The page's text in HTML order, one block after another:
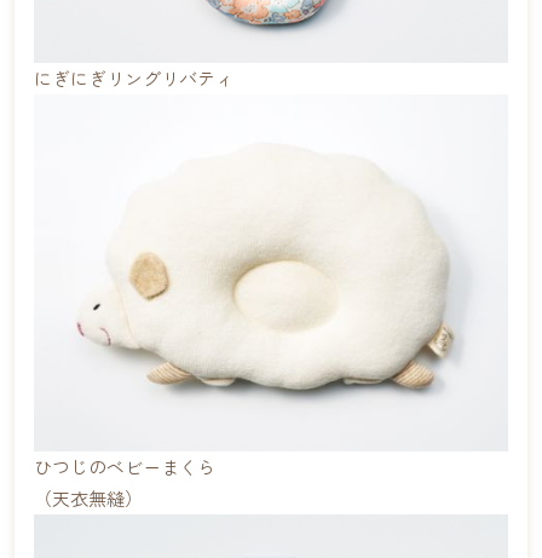
にぎにぎリングリバティ
ひつじのベビーまくら
（天衣無縫）